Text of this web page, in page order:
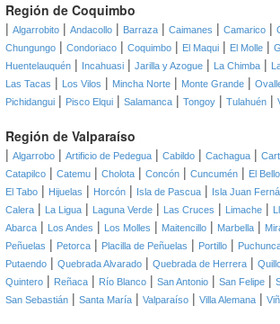
Región de Coquimbo
| Algarrobito | Andacollo | Barraza | Caimanes | Camarico |
Chungungo | Condoriaco | Coquimbo | El Maqui | El Molle |
Huentelauquén | Incahuasi | Jarilla y Azogue | La Chimba |
Las Tacas | Los Vilos | Mincha Norte | Monte Grande |
Pichidangui | Pisco Elqui | Salamanca | Tongoy | Tulahuén |
Región de Valparaíso
| Algarrobo | Artificio de Pedegua | Cabildo | Cachagua |
Catapilco | Catemu | Cholota | Concón | Cuncumén | El
El Tabo | Hijuelas | Horcón | Isla de Pascua | Isla Juan
Calera | La Ligua | Laguna Verde | Las Cruces | Limache |
Abarca | Los Andes | Los Molles | Maitencillo | Marbella |
Peñuelas | Petorca | Placilla de Peñuelas | Portillo |
Putaendo | Quebrada Alvarado | Quebrada de Herrera |
Quintero | Reñaca | Río Blanco | San Antonio | San Felipe |
San Sebastián | Santa María | Valparaíso | Villa Alemana |